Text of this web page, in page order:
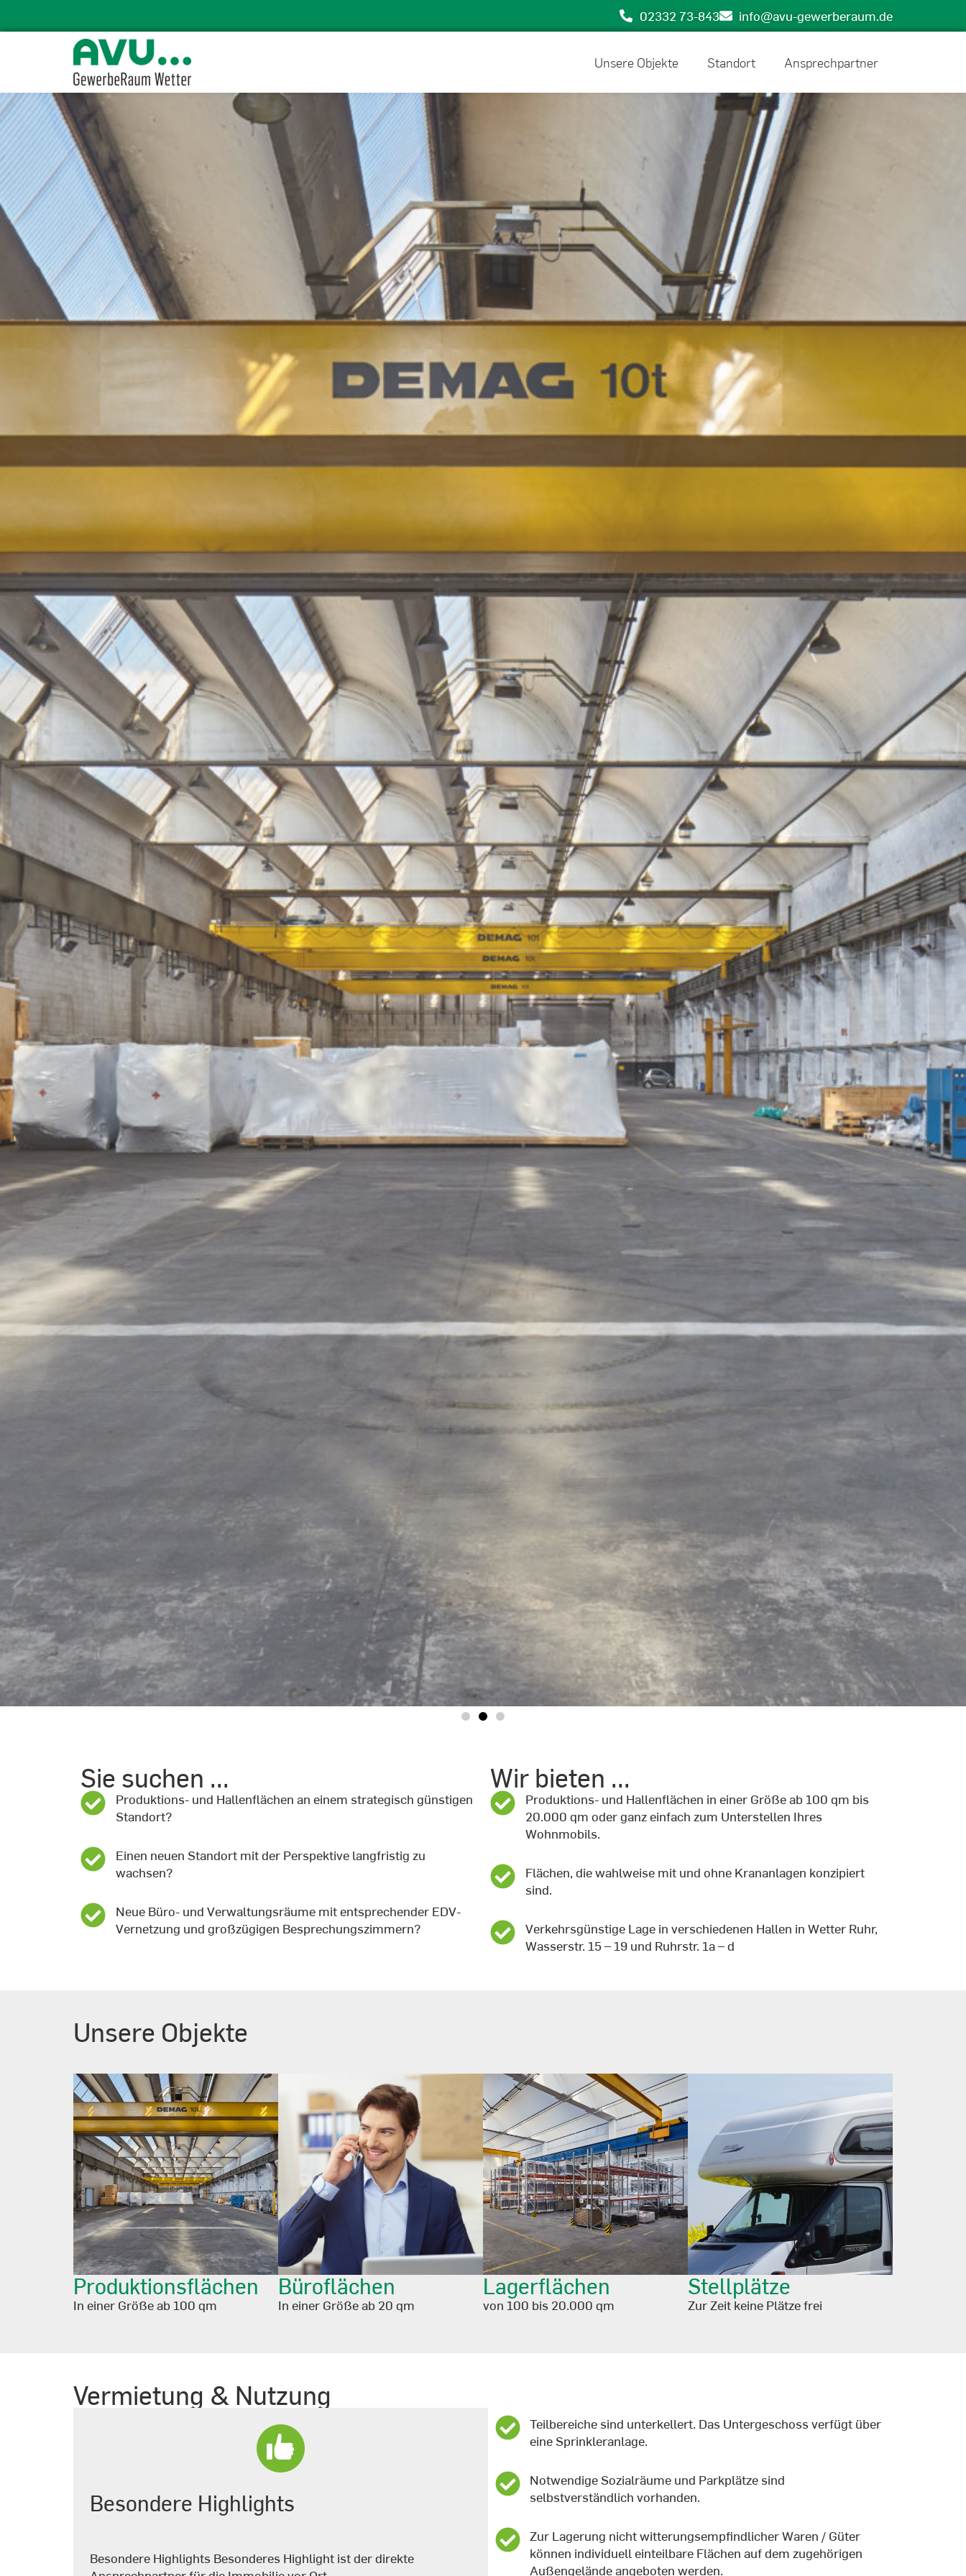
02332 73-843 info@avu-gewerberaum.de
Unsere Objekte Standort Ansprechpartner
Gewerberaum
Bedarf
Gewerberaum
Bedarf
Gewerberaum
Bedarf
Gewerberaum
Bedarf
Gewerberaum
Bedarf
Gewerberaum
Bedarf
Gewerberaum
Bedarf
Gewerberaum
Bedarf
Gewerberaum
Bedarf
Sie suchen ...
Produktions- und Hallenflächen an einem strategisch günstigen
Standort?
Einen neuen Standort mit der Perspektive langfristig zu
wachsen?
Neue Büro- und Verwaltungsräume mit entsprechender EDV-
Vernetzung und großzügigen Besprechungszimmern?
Wir bieten ...
Produktions- und Hallenflächen in einer Größe ab 100 qm bis
20.000 qm oder ganz einfach zum Unterstellen Ihres
Wohnmobils.
Flächen, die wahlweise mit und ohne Krananlagen konzipiert
sind.
Verkehrsgünstige Lage in verschiedenen Hallen in Wetter Ruhr,
Wasserstr. 15 – 19 und Ruhrstr. 1a – d
Unsere Objekte
Krane verfügbar:
Von 5 bis 20 Tonnen
Traglast
Produktionsflächen
In einer Größe ab 100 qm
Bürokomplex:
Glasfaseranschluss bis zu
100 Mbit/sec verfügbar
Büroflächen
In einer Größe ab 20 qm
Lagerflächen:
Teilweise LED Beleuchtung
Strahlenheizung verfügbar
Lagerflächen
von 100 bis 20.000 qm
Zur Zeit sind keine
Stellplätze fpr Wohnmobile
& Parkraum
Zugang 24 Stunden an 365
Tagen möglich
Stellplätze
Zur Zeit keine Plätze frei
Vermietung & Nutzung
Besondere Highlights
Besondere Highlights Besonderes Highlight ist der direkte
Teilbereiche sind unterkellert. Das Untergeschoss verfügt über
eine Sprinkleranlage.
Notwendige Sozialräume und Parkplätze sind
selbstverständlich vorhanden.
Zur Lagerung nicht witterungsempfindlicher Waren / Güter
können individuell einteilbare Flächen auf dem zugehörigen
Außengelände angeboten werden.